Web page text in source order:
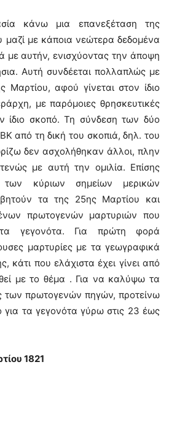
κάνω μια επανεξέταση της
μαζί με κάποια νεώτερα δεδομένα
με αυτήν, ενισχύοντας την άποψη
Αυτή συνδέεται πολλαπλώς με
Μαρτίου, αφού γίνεται στον ίδιο
με παρόμοιες θρησκευτικές
ίδιο σκοπό. Τη σύνδεση των δύο
από τη δική του σκοπιά, δηλ. του
δεν ασχολήθηκαν άλλοι, πλην
με αυτή την ομιλία. Επίσης
κύριων σημείων μερικών
τα της 25ης Μαρτίου και
πρωτογενών μαρτυριών που
γεγονότα. Για πρώτη φορά
μαρτυρίες με τα γεωγραφικά
κάτι που ελάχιστα έχει γίνει από
με το θέμα . Για να καλύψω τα
των πρωτογενών πηγών, προτείνω
για τα γεγονότα γύρω στις 23 έως
1821